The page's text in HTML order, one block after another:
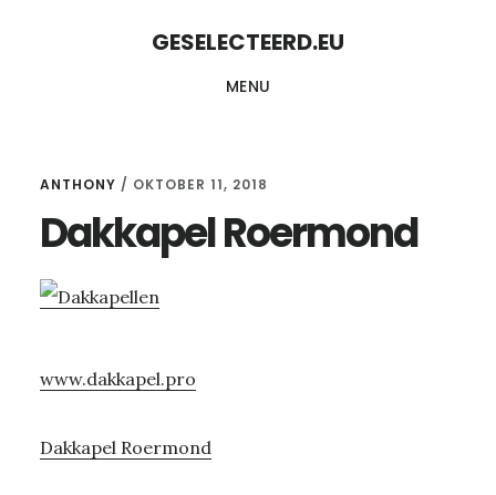
GESELECTEERD.EU
MENU
ANTHONY / OKTOBER 11, 2018
Dakkapel Roermond
www.dakkapel.pro
Dakkapel Roermond